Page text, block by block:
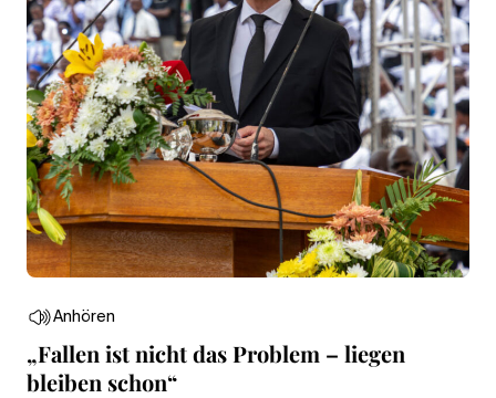
Anhören
„Fallen ist nicht das Problem – liegen
bleiben schon“